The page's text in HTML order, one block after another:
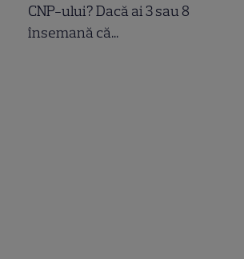
CNP-ului? Dacă ai 3 sau 8
însemană că...